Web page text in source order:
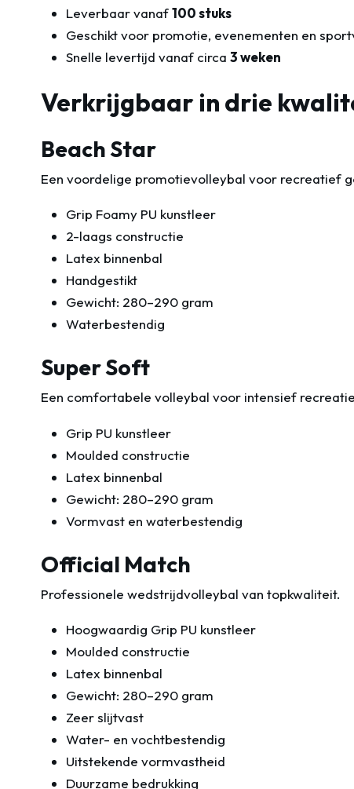
Leverbaar vanaf100 stuks
Geschikt voor promotie, evenementen en
Snelle levertijd vanaf circa 3 weken
Verkrijgbaar in drie
Beach Star
Een voordelige promotievolleybal voor recreatief
Grip Foamy PU kunstleer
2-laags constructie
Latex binnenbal
Handgestikt
Gewicht: 280–290 gram
Waterbestendig
Super Soft
Een comfortabele volleybal voor intensief
Grip PU kunstleer
Moulded constructie
Latex binnenbal
Gewicht: 280–290 gram
Vormvast en waterbestendig
Official Match
Professionele wedstrijdvolleybal van topkwaliteit.
Hoogwaardig Grip PU kunstleer
Moulded constructie
Latex binnenbal
Gewicht: 280–290 gram
Zeer slijtvast
Water- en vochtbestendig
Uitstekende vormvastheid
Duurzame bedrukking